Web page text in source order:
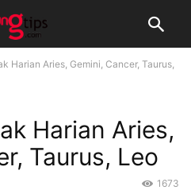
Harian Aries, Gemini, Cancer, Taurus,
Harian Aries,
Taurus, Leo
1673